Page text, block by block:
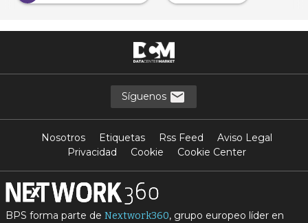
Síguenos
Nosotros Etiquetas Rss Feed
Aviso Legal
Privacidad
Cookie Cookie Center
BPS forma parte de Nextwork360, grupo europeo líder en